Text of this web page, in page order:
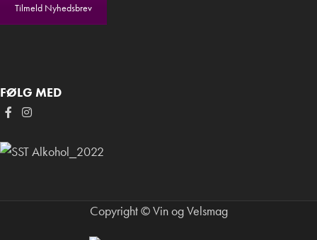
Tilmeld Nyhedsbrev
FØLG MED
Copyright © Vin og Velsmag